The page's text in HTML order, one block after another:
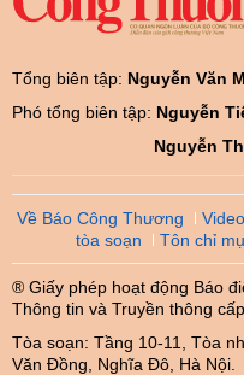
Tổng biên tập: Nguyễn Văn
Phó tổng biên tập: Nguyễn
Nguyễn
Về Báo Công Thương
tòa soạn
Tôn chỉ
® Giấy phép hoạt động Báo
Thông tin và Truyền thông
Tòa soạn: Tầng 10-11, Tòa
Văn Đồng, Nghĩa Đô, Hà Nội.